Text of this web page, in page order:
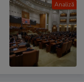
Analiză